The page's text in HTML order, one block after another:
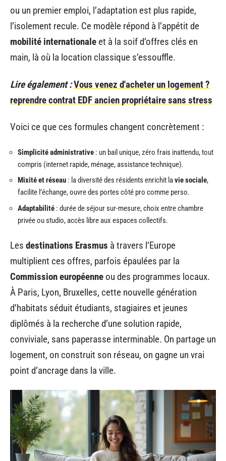
ou un premier emploi, l’adaptation est plus rapide,
l’isolement recule. Ce modèle répond à l’appétit de
mobilité internationale et à la soif d’offres clés en
main, là où la location classique s’essouffle.
Lire également :Vous venez d'acheter un logement ?
reprendre contrat EDF ancien propriétaire sans stress
Voici ce que ces formules changent concrètement :
Simplicité administrative : un bail unique, zéro frais inattendu, tout
compris (internet rapide, ménage, assistance technique).
Mixité et réseau : la diversité des résidents enrichit lavie sociale,
facilite l’échange, ouvre des portes côté pro comme perso.
Adaptabilité : durée de séjour sur-mesure, choix entre chambre
privée ou studio, accès libre aux espaces collectifs.
Les destinations Erasmus à travers l’Europe
multiplient ces offres, parfois épaulées par la
Commission européenne ou des programmes locaux.
À Paris, Lyon, Bruxelles, cette nouvelle génération
d’habitats séduit étudiants, stagiaires et jeunes
diplômés à la recherche d’une solution rapide,
conviviale, sans paperasse interminable. On partage un
logement, on construit son réseau, on gagne un vrai
point d’ancrage dans la ville.